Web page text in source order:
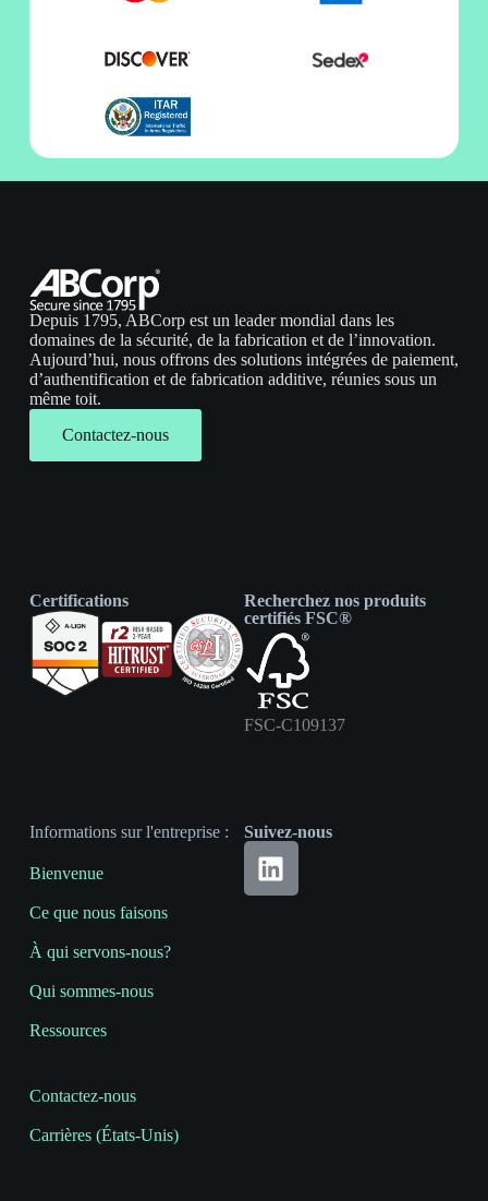
Depuis 1795, ABCorp est un leader mondial dans les
domaines de la sécurité, de la fabrication et de l’innovation.
Aujourd’hui, nous offrons des solutions intégrées de paiement,
d’authentification et de fabrication additive, réunies sous un
même toit.
Contactez-nous
Certifications
Recherchez nos produits
certifiés FSC®
FSC-C109137
Informations sur l'entreprise :
Bienvenue
Ce que nous faisons
À qui servons-nous?
Qui sommes-nous
Ressources
Contactez-nous
Carrières (États-Unis)
Suivez-nous